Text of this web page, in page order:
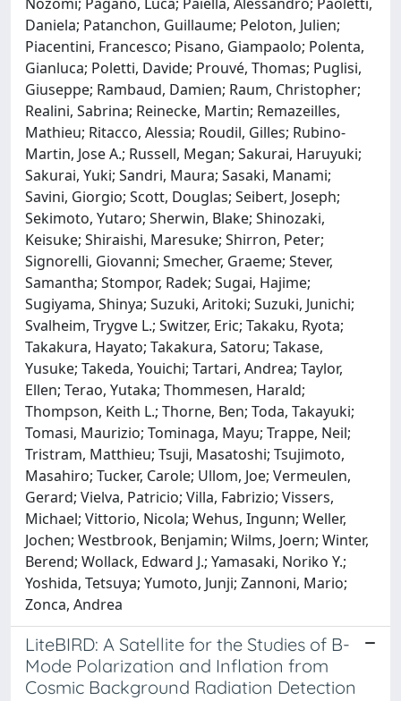
Daniela; Patanchon, Guillaume; Peloton, Julien;
Piacentini, Francesco; Pisano, Giampaolo; Polenta,
Gianluca; Poletti, Davide; Prouvé, Thomas; Puglisi,
Giuseppe; Rambaud, Damien; Raum, Christopher;
Realini, Sabrina; Reinecke, Martin; Remazeilles,
Mathieu; Ritacco, Alessia; Roudil, Gilles; Rubino-
Martin, Jose A.; Russell, Megan; Sakurai, Haruyuki;
Sakurai, Yuki; Sandri, Maura; Sasaki, Manami;
Savini, Giorgio; Scott, Douglas; Seibert, Joseph;
Sekimoto, Yutaro; Sherwin, Blake; Shinozaki,
Keisuke; Shiraishi, Maresuke; Shirron, Peter;
Signorelli, Giovanni; Smecher, Graeme; Stever,
Samantha; Stompor, Radek; Sugai, Hajime;
Sugiyama, Shinya; Suzuki, Aritoki; Suzuki, Junichi;
Svalheim, Trygve L.; Switzer, Eric; Takaku, Ryota;
Takakura, Hayato; Takakura, Satoru; Takase,
Yusuke; Takeda, Youichi; Tartari, Andrea; Taylor,
Ellen; Terao, Yutaka; Thommesen, Harald;
Thompson, Keith L.; Thorne, Ben; Toda, Takayuki;
Tomasi, Maurizio; Tominaga, Mayu; Trappe, Neil;
Tristram, Matthieu; Tsuji, Masatoshi; Tsujimoto,
Masahiro; Tucker, Carole; Ullom, Joe; Vermeulen,
Gerard; Vielva, Patricio; Villa, Fabrizio; Vissers,
Michael; Vittorio, Nicola; Wehus, Ingunn; Weller,
Jochen; Westbrook, Benjamin; Wilms, Joern; Winter,
Berend; Wollack, Edward J.; Yamasaki, Noriko Y.;
Yoshida, Tetsuya; Yumoto, Junji; Zannoni, Mario;
Zonca, Andrea
LiteBIRD: A Satellite for the Studies of B-
Mode Polarization and Inflation from
Cosmic Background Radiation Detection